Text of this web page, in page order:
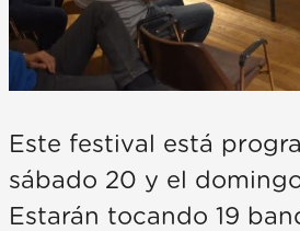
Este festival está
sábado 20 y el
Estarán tocando 19